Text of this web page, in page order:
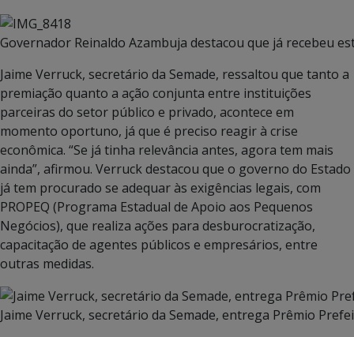
Governador Reinaldo Azambuja destacou que já recebeu
Jaime Verruck, secretário da Semade, ressaltou que tanto a
premiação quanto a ação conjunta entre instituições
parceiras do setor público e privado, acontece em
momento oportuno, já que é preciso reagir à crise
econômica. “Se já tinha relevância antes, agora tem mais
ainda”, afirmou. Verruck destacou que o governo do Estado
já tem procurado se adequar às exigências legais, com
PROPEQ (Programa Estadual de Apoio aos Pequenos
Negócios), que realiza ações para desburocratização,
capacitação de agentes públicos e empresários, entre
outras medidas.
Jaime Verruck, secretário da Semade, entrega Prêmio